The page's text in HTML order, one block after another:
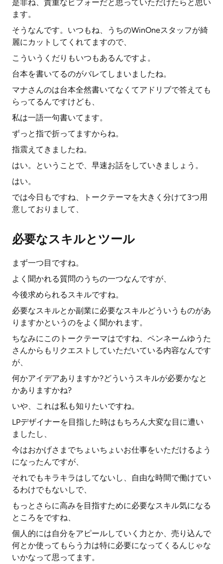
是非ね、貴重なビフォーだと思っていただけたらと思い
ます。
そうなんです。いつもね、うちのWinOneスタッフが綺
麗にカットしてくれてますので、
こういうくだりもいつもあるんですよ。
台本を書いてるのがバレてしまいましたね。
マナさんのは台本全然書いてなくてアドリブで答えても
らってるんですけども、
私は一語一句書いてます。
ずっと指で折ってますからね。
指震えてきましたね。
はい。ということで、早速お話をしていきましょう。
はい。
では今日もですね、トークテーマを大きく分けて3つ用
意しておりまして、
必要なスキルとツール
まず一つ目ですね。
よく聞かれる質問のうちの一つなんですが、
今後求められるスキルですね。
必要なスキルとか副業に必要なスキルどういうものがあ
りますかというのをよく聞かれます。
ちなみにこのトークテーマはですね、ペンネームゆうた
さんからもリクエストしていただいている内容なんです
が、
何かアイデアありますか?どういうスキルが必要かなと
かありますかね?
いや、これは私も知りたいですね。
LPデザイナーを目指した時はもちろん大変な目に遭い
ましたし、
今はおかげさまでちょいちょいお仕事をいただけるよう
になったんですが、
それでもキラキラはしてないし、自由な時間で働けてい
るわけでもないしで、
もっとさらに高みを目指すために必要なスキル気になる
ところをですね、
個人的には自分をアピールしていく力とか、売り込んで
何とか使ってもらう力は特に必要になってくるんじゃな
いかなって思ってます。